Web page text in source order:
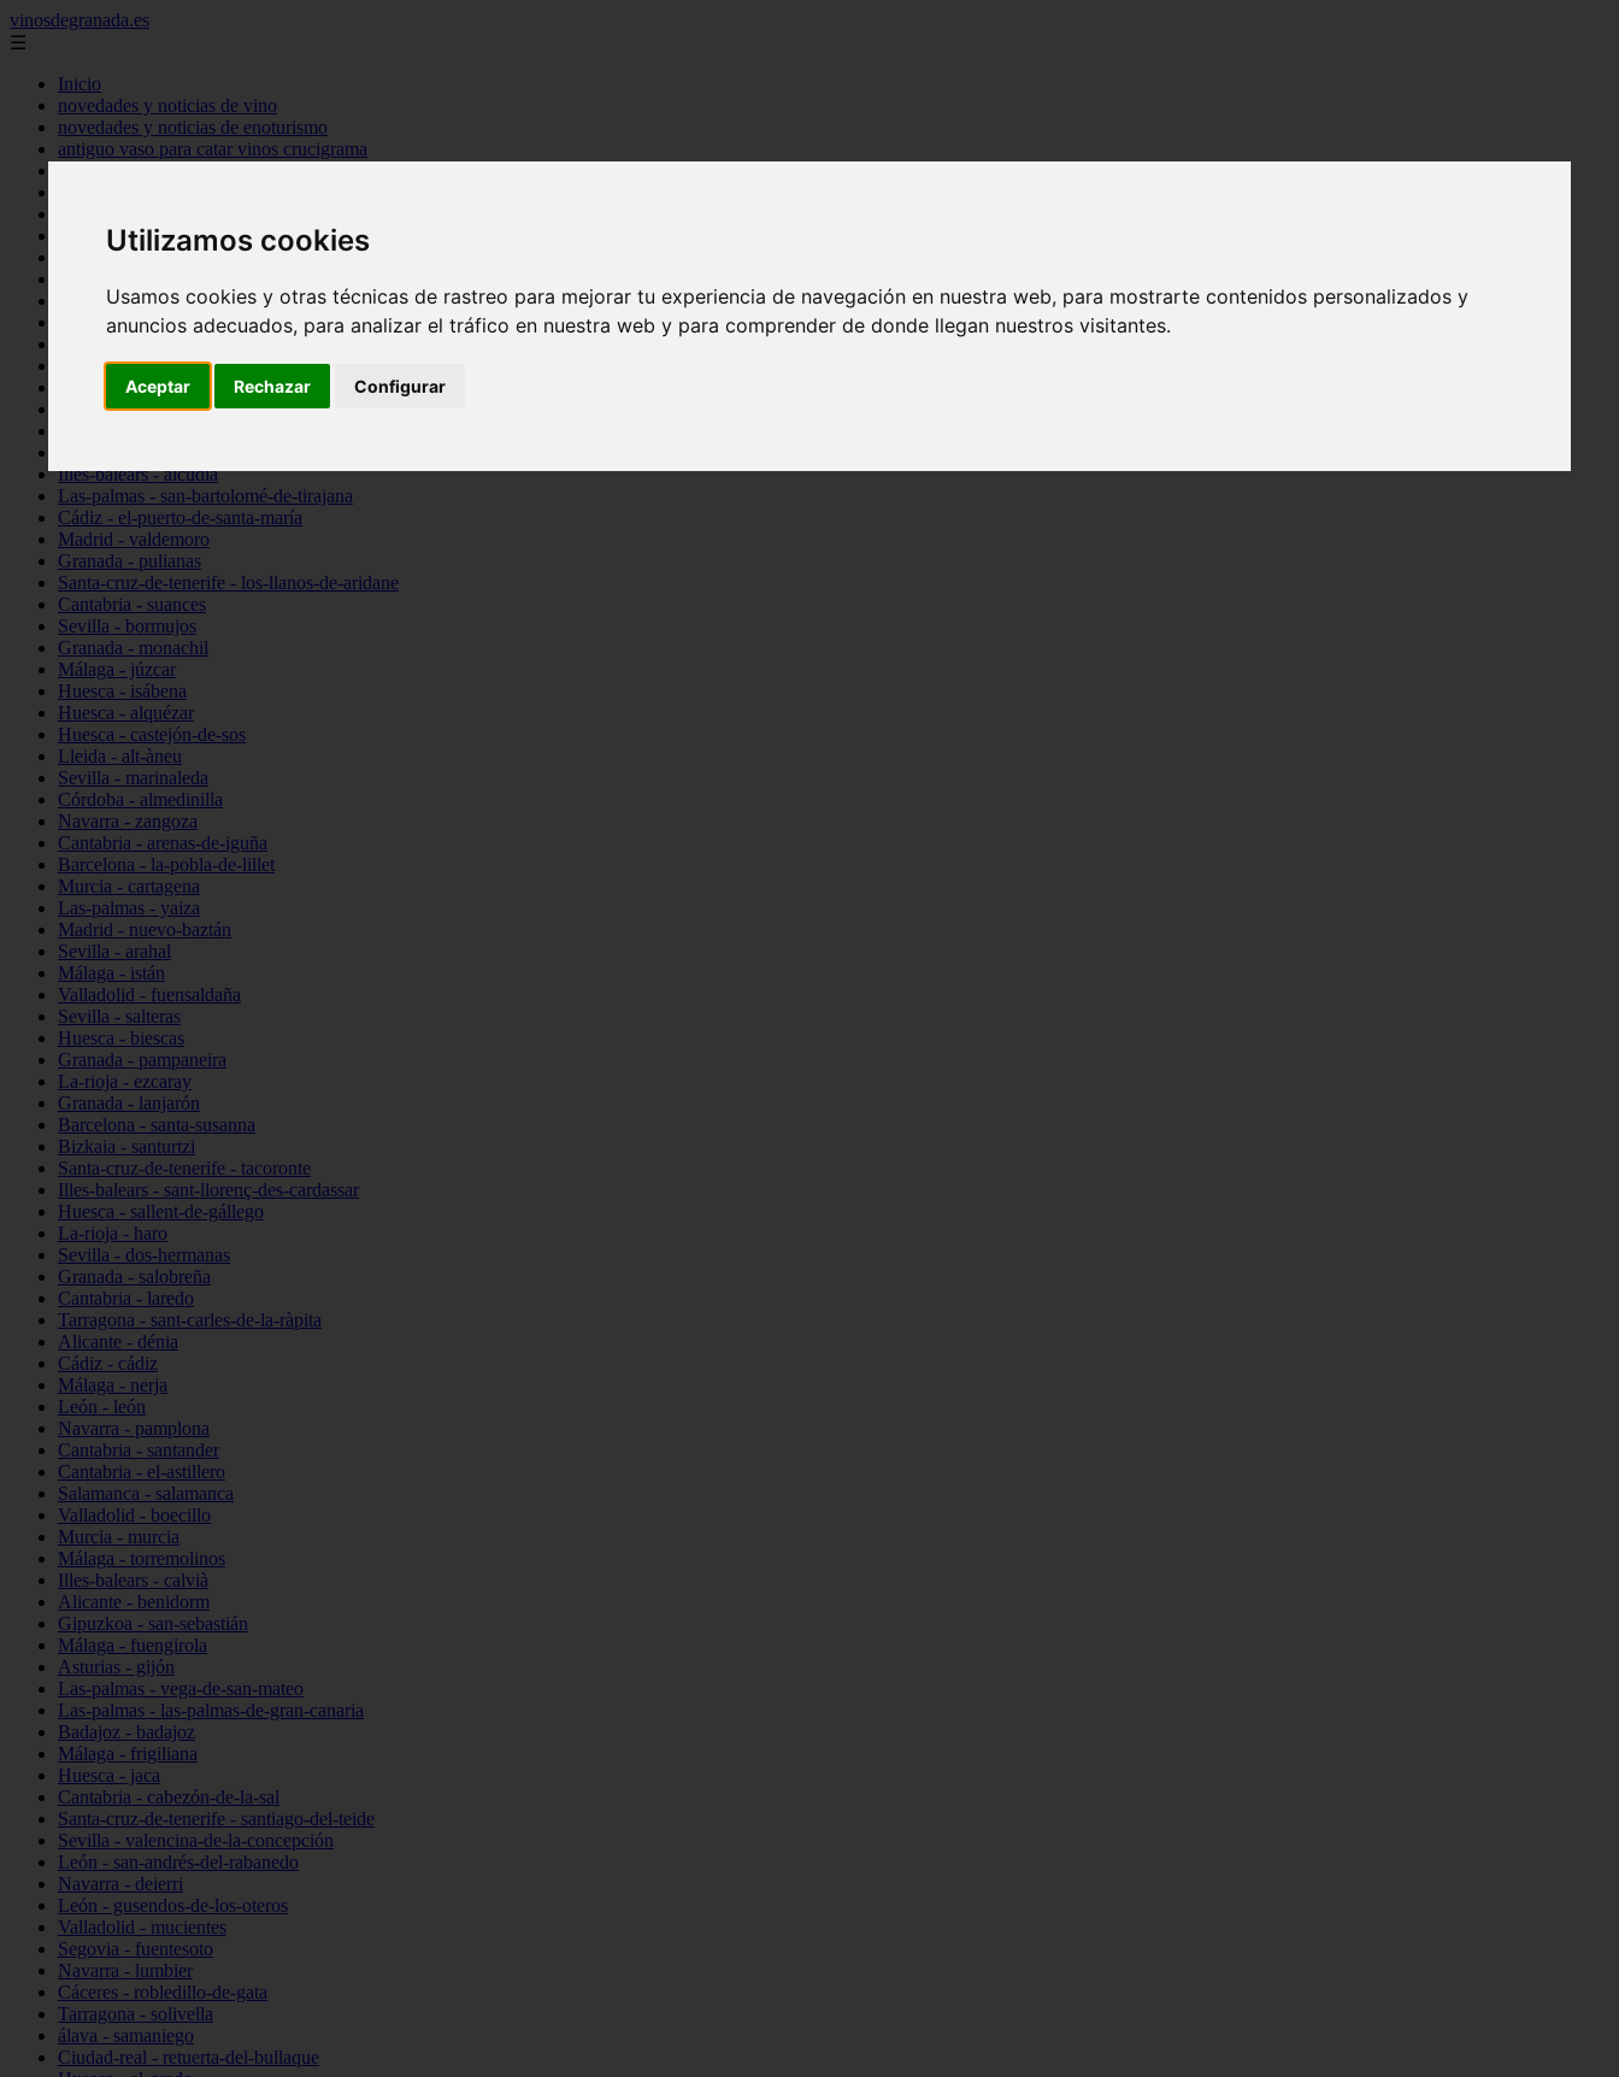
Utilizamos cookies
Usamos cookies y otras técnicas de rastreo para mejorar tu experiencia de navegación en nuestra web, para mostrarte contenidos personalizados y
anuncios adecuados, para analizar el tráfico en nuestra web y para comprender de donde llegan nuestros visitantes.
Aceptar Rechazar Configurar
vinosdegranada.es
☰
Inicio
novedades y noticias de vino
novedades y noticias de enoturismo
antiguo vaso para catar vinos crucigrama
Sevilla - sevilla
Barcelona - barcelona
Santa-cruz-de-tenerife - guía-de-isora
La-rioja - casalarreina
Almería - roquetas-de-mar
Illes-balears - alcúdia
Las-palmas - san-bartolomé-de-tirajana
Cádiz - el-puerto-de-santa-maría
Madrid - valdemoro
Granada - pulianas
Santa-cruz-de-tenerife - los-llanos-de-aridane
Cantabria - suances
Sevilla - bormujos
Granada - monachil
Málaga - júzcar
Huesca - isábena
Huesca - alquézar
Huesca - castejón-de-sos
Lleida - alt-àneu
Sevilla - marinaleda
Córdoba - almedinilla
Navarra - zangoza
Cantabria - arenas-de-iguña
Barcelona - la-pobla-de-lillet
Murcia - cartagena
Las-palmas - yaiza
Madrid - nuevo-baztán
Sevilla - arahal
Málaga - istán
Valladolid - fuensaldaña
Sevilla - salteras
Huesca - biescas
Granada - pampaneira
La-rioja - ezcaray
Granada - lanjarón
Barcelona - santa-susanna
Bizkaia - santurtzi
Santa-cruz-de-tenerife - tacoronte
Illes-balears - sant-llorenç-des-cardassar
Huesca - sallent-de-gállego
La-rioja - haro
Sevilla - dos-hermanas
Granada - salobreña
Cantabria - laredo
Tarragona - sant-carles-de-la-ràpita
Alicante - dénia
Cádiz - cádiz
Málaga - nerja
León - león
Navarra - pamplona
Cantabria - santander
Cantabria - el-astillero
Salamanca - salamanca
Valladolid - boecillo
Murcia - murcia
Málaga - torremolinos
Illes-balears - calvià
Alicante - benidorm
Gipuzkoa - san-sebastián
Málaga - fuengirola
Asturias - gijón
Las-palmas - vega-de-san-mateo
Las-palmas - las-palmas-de-gran-canaria
Badajoz - badajoz
Málaga - frigiliana
Huesca - jaca
Cantabria - cabezón-de-la-sal
Santa-cruz-de-tenerife - santiago-del-teide
Sevilla - valencina-de-la-concepción
León - san-andrés-del-rabanedo
Navarra - deierri
León - gusendos-de-los-oteros
Valladolid - mucientes
Segovia - fuentesoto
Navarra - lumbier
Cáceres - robledillo-de-gata
Tarragona - solivella
álava - samaniego
Ciudad-real - retuerta-del-bullaque